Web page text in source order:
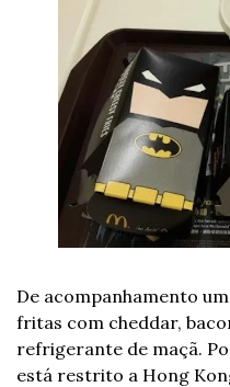
De acompanhamento um
fritas com cheddar,
refrigerante de maçã.
está restrito a Hong